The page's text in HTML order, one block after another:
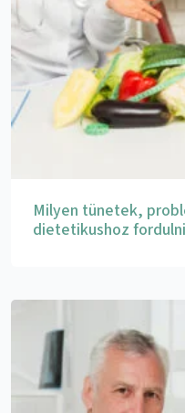
Milyen tünetek,
dietetikushoz